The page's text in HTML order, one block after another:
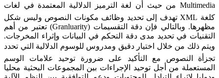
Multimedia من حيث أن لغة الترميز الدلالية المعتمدة في لغات
كلغة XML تهدف إلى تحديد وظائف مكونات النصوص وليس شكل
مظهرها. وبالتالي فإن دقة التقسيمات (Granluarity) تعتبر من أهم
التقنيات في تحديد مدى دقة التحكم في البيانات وإثراء المخرجات.
ويتم ذلك من خلال اختيار دقيق ومدروس للوسوم الدلالية التي تحدد
تجزأة النصوص مع التأكيد على ضرورة توحيد علامات الوسم
المستعملة من أجل توحيد الإجراءات بين المجموعات البحثية محليا